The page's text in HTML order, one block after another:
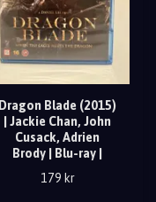
Dragon Blade (2015)
| Jackie Chan, John
Cusack, Adrien
Brody | Blu-ray |
179 kr